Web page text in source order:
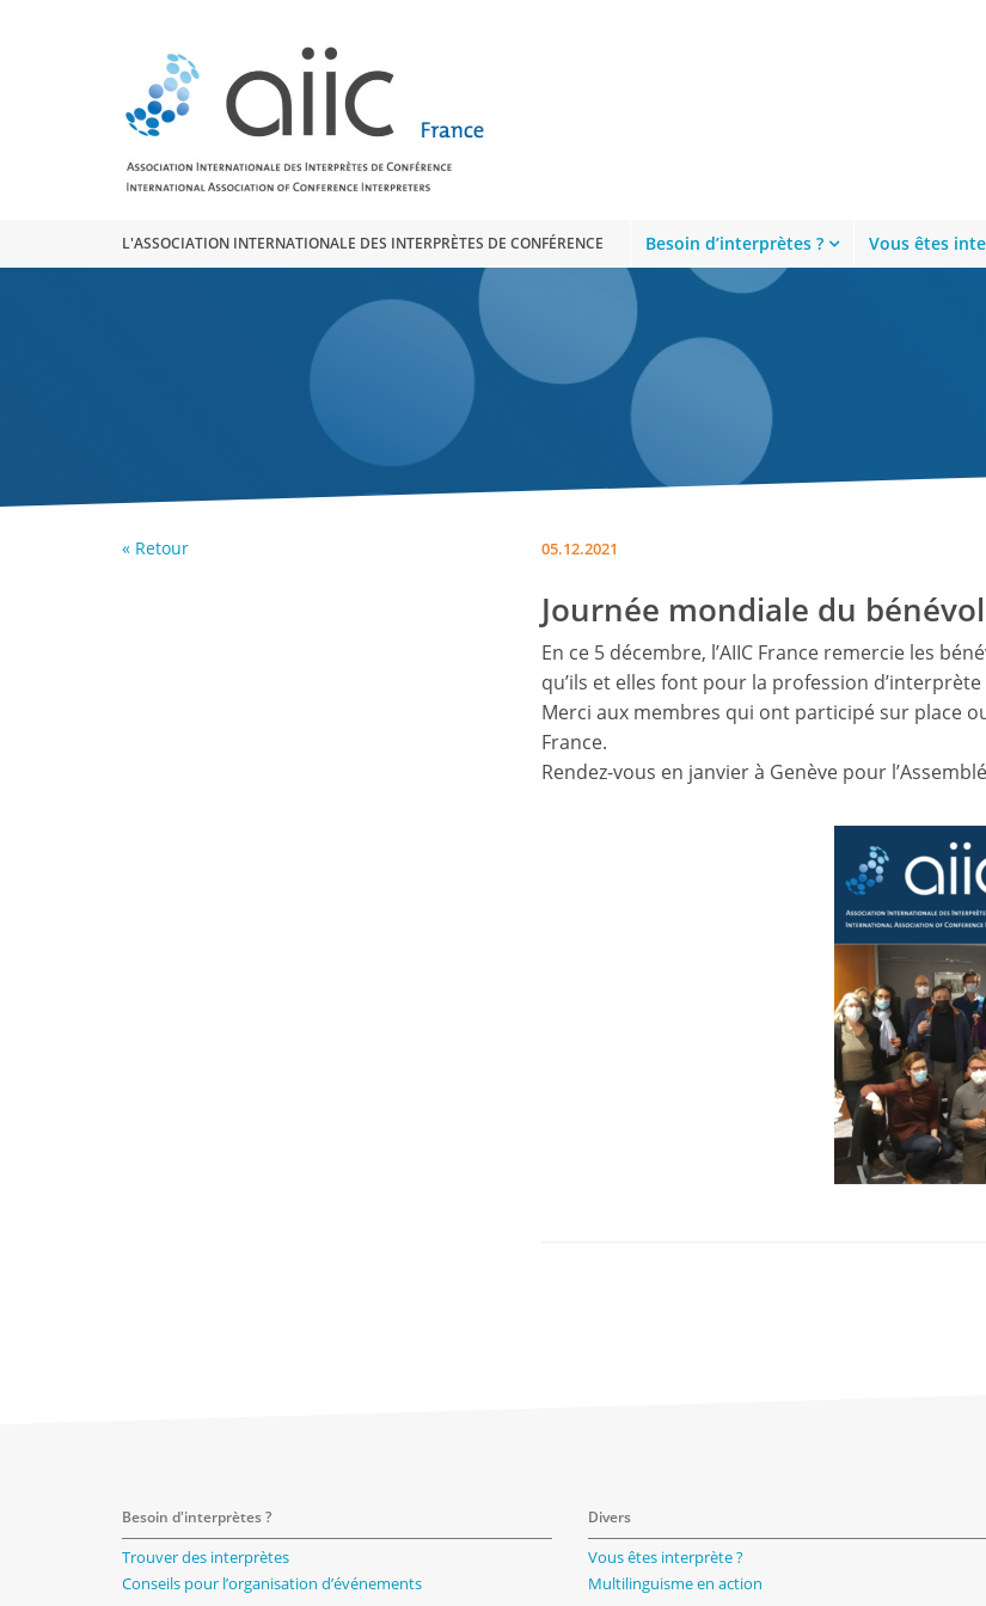
L'ASSOCIATION INTERNATIONALE DES INTERPRÈTES DE CONFÉRENCE Besoin d’interprètes ? Vous êtes
« Retour 05.12.2021
Journée mondiale du
En ce 5 décembre, l’AIIC France remercie les
qu’ils et elles font pour la profession
Merci aux membres qui ont participé sur place
France.
Rendez-vous en janvier à Genève pour
Besoin d'interprètes ?
Trouver des interprètes
Conseils pour l’organisation d’événements
Divers
Vous êtes interprète ?
Multilinguisme en action